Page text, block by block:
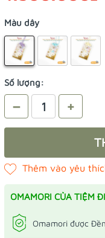
Màu dây
Số lượng:
– +
OMAMORI CỦA TIỆM
Omamori được